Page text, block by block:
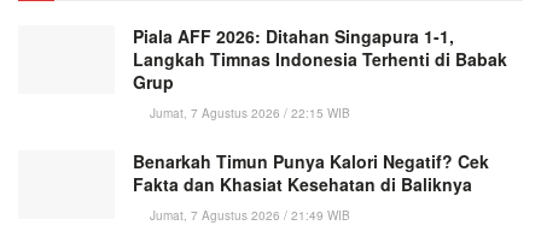
Piala AFF 2026: Ditahan Singapura 1-1,
Langkah Timnas Indonesia Terhenti di Babak
Grup
Jumat, 7 Agustus 2026 / 22:15 WIB
Benarkah Timun Punya Kalori Negatif? Cek
Fakta dan Khasiat Kesehatan di Baliknya
Jumat, 7 Agustus 2026 / 21:49 WIB